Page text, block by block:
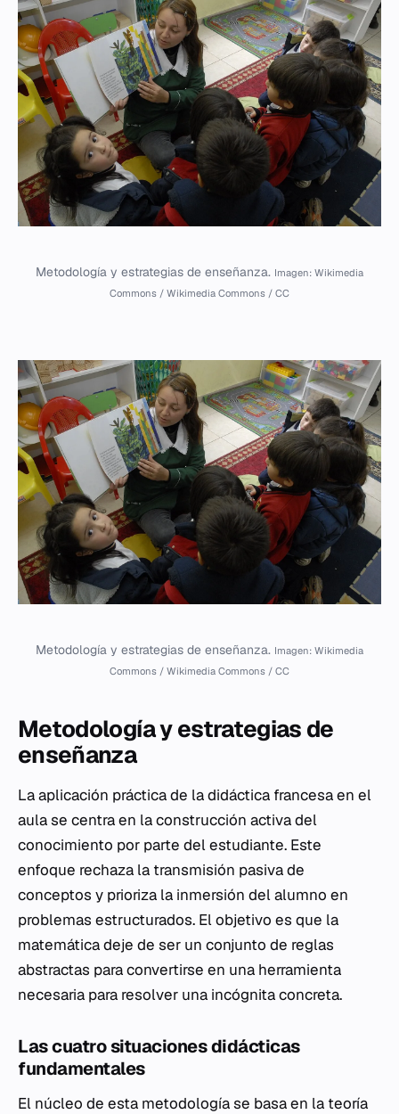
Metodología y estrategias de enseñanza. Imagen: Wikimedia
Commons / Wikimedia Commons / CC
Metodología y estrategias de enseñanza. Imagen: Wikimedia
Commons / Wikimedia Commons / CC
Metodología y estrategias de
enseñanza
La aplicación práctica de la didáctica francesa en el
aula se centra en la construcción activa del
conocimiento por parte del estudiante. Este
enfoque rechaza la transmisión pasiva de
conceptos y prioriza la inmersión del alumno en
problemas estructurados. El objetivo es que la
matemática deje de ser un conjunto de reglas
abstractas para convertirse en una herramienta
necesaria para resolver una incógnita concreta.
Las cuatro situaciones didácticas
fundamentales
El núcleo de esta metodología se basa en la teoría